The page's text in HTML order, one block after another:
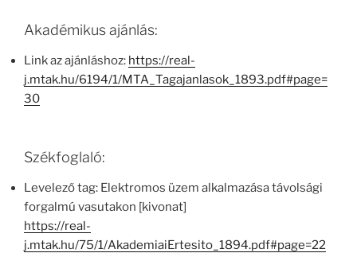
Akadémikus ajánlás:
Link az ajánláshoz: https://real-
j.mtak.hu/6194/1/MTA_Tagajanlasok_1893.pdf#page=
30
Székfoglaló:
Levelező tag: Elektromos üzem alkalmazása távolsági
forgalmú vasutakon [kivonat]
https://real-
j.mtak.hu/75/1/AkademiaiErtesito_1894.pdf#page=22